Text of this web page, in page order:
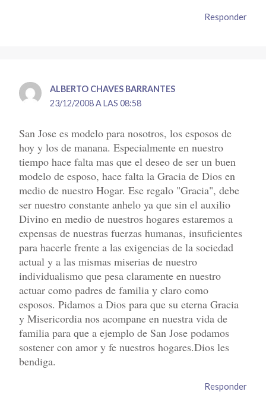
Responder
ALBERTO CHAVES BARRANTES
23/12/2008 A LAS 08:58
San Jose es modelo para nosotros, los esposos de
hoy y los de manana. Especialmente en nuestro
tiempo hace falta mas que el deseo de ser un buen
modelo de esposo, hace falta la Gracia de Dios en
medio de nuestro Hogar. Ese regalo "Gracia", debe
ser nuestro constante anhelo ya que sin el auxilio
Divino en medio de nuestros hogares estaremos a
expensas de nuestras fuerzas humanas, insuficientes
para hacerle frente a las exigencias de la sociedad
actual y a las mismas miserias de nuestro
individualismo que pesa claramente en nuestro
actuar como padres de familia y claro como
esposos. Pidamos a Dios para que su eterna Gracia
y Misericordia nos acompane en nuestra vida de
familia para que a ejemplo de San Jose podamos
sostener con amor y fe nuestros hogares.Dios les
bendiga.
Responder